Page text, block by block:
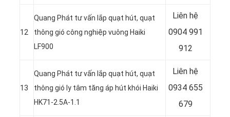
12
Quang Phát tư vấn lắp quạt hút, quạt
thông gió công nghiệp vuông Haiki
LF900
Liên hệ
0904 991
912
13
Quang Phát tư vấn lắp quạt hút, quạt
thông gió ly tâm tăng áp hút khói Haiki
HK71-2.5A-1.1
Liên hệ
0934 655
679